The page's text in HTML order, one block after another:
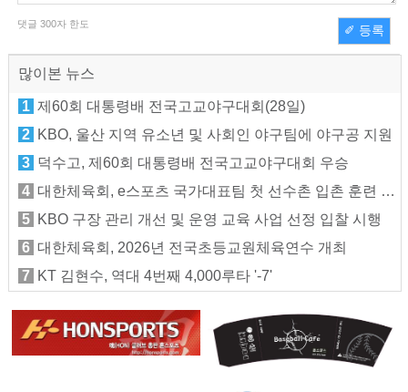
댓글 300자 한도 ✐ 등록
많이본 뉴스
1 제60회 대통령배 전국고교야구대회(28일)
2 KBO, 울산 지역 유소년 및 사회인 야구팀에 야구공 지원
3 덕수고, 제60회 대통령배 전국고교야구대회 우승
4 대한체육회, e스포츠 국가대표팀 첫 선수촌 입촌 훈련 지원
5 KBO 구장 관리 개선 및 운영 교육 사업 선정 입찰 시행
6 대한체육회, 2026년 전국초등교원체육연수 개최
7
KT 김현수, 역대 4번째 4,000루타 '-7'